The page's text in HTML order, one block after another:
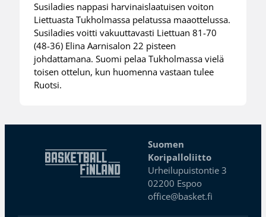
Susiladies nappasi harvinaislaatuisen voiton
Liettuasta Tukholmassa pelatussa maaottelussa.
Susiladies voitti vakuuttavasti Liettuan 81-70
(48-36) Elina Aarnisalon 22 pisteen
johdattamana. Suomi pelaa Tukholmassa vielä
toisen ottelun, kun huomenna vastaan tulee
Ruotsi.
Suomen
Koripalloliitto
Urheilupuistontie 3
02200 Espoo
office@basket.fi